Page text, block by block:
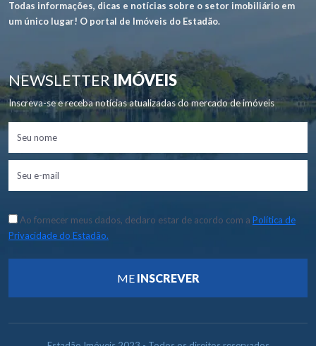
Todas informações, dicas e notícias sobre o setor imobiliário em
um único lugar! O portal de Imóveis do Estadão.
NEWSLETTERIMÓVEIS
Inscreva-se e receba notícias atualizadas do mercado de imóveis
Ao fornecer meus dados, declaro estar de acordo com a Política de
Privacidade do Estadão.
ME INSCREVER